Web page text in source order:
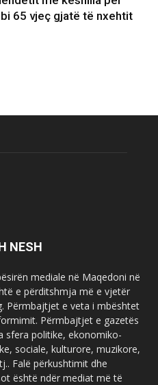
65 vjeç gjatë të nxehtit
NESH
mediale në Maqedoni në
e përditshmja më e vjetër
Përmbajtjet e veta i mbështet
Përmbajtjet e gazetës
sfera politike, ekonomiko-
sociale, kulturore, muzikore,
Falë përkushtimit dhe
është ndër mediat më të